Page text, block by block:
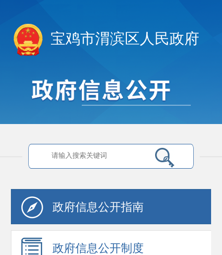
宝鸡市渭滨区人民政府
政府信息公开指南
政府信息公开制度